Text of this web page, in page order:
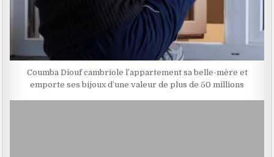
Coumba Diouf cambriole l’appartement sa belle-mère et
emporte ses bijoux d’une valeur de plus de 50 millions